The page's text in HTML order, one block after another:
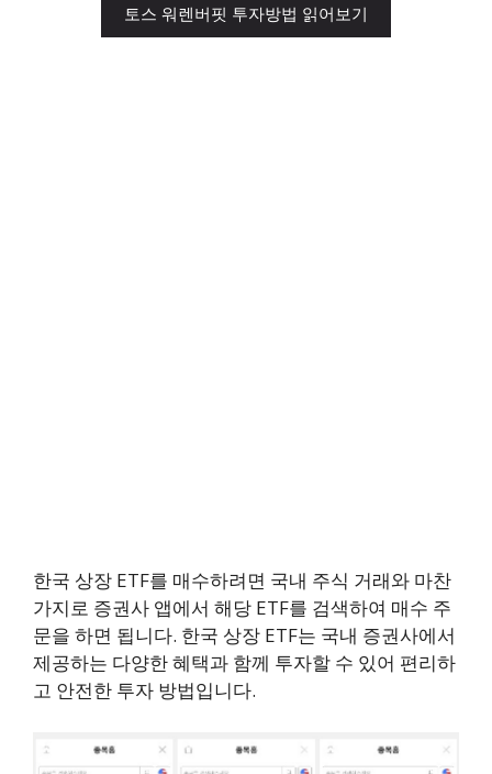
토스 워렌버핏 투자방법 읽어보기
한국 상장 ETF를 매수하려면 국내 주식 거래와 마찬
가지로 증권사 앱에서 해당 ETF를 검색하여 매수 주
문을 하면 됩니다. 한국 상장 ETF는 국내 증권사에서
제공하는 다양한 혜택과 함께 투자할 수 있어 편리하
고 안전한 투자 방법입니다.